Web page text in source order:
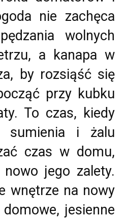
nie zachęca
wolnych
a kanapa w
by rozsiąść się
przy kubku
To czas, kiedy
sumienia i żalu
czas w domu,
jego zalety.
wnętrze na nowy
jesienne